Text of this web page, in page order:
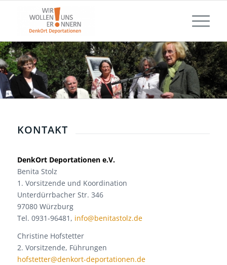
KONTAKT
DenkOrt Deportationen e.V.
Benita Stolz
1. Vorsitzende und Koordination
Unterdürrbacher Str. 346
97080 Würzburg
Tel. 0931-96481, info@benitastolz.de
Christine Hofstetter
2. Vorsitzende, Führungen
hofstetter@denkort-deportationen.de